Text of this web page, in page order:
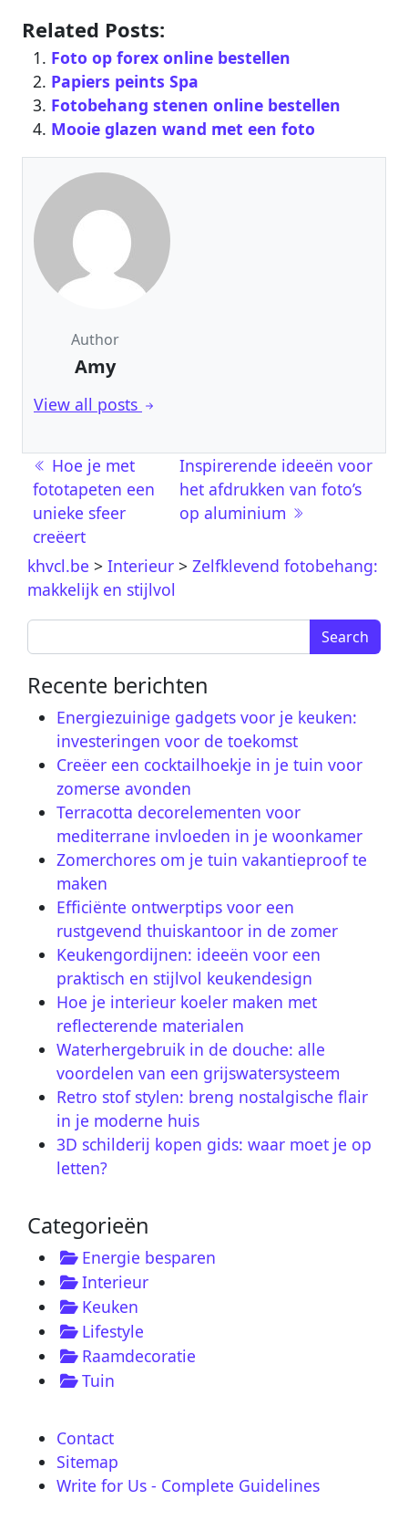
Related Posts:
Foto op forex online bestellen
Papiers peints Spa
Fotobehang stenen online bestellen
Mooie glazen wand met een foto
Author
Amy
View all posts
Post navigation
Hoe je met
fototapeten een
unieke sfeer
creëert
Inspirerende ideeën voor
het afdrukken van foto’s
op aluminium
khvcl.be > Interieur > Zelfklevend fotobehang:
makkelijk en stijlvol
Search for:
Recente berichten
Energiezuinige gadgets voor je keuken:
investeringen voor de toekomst
Creëer een cocktailhoekje in je tuin voor
zomerse avonden
Terracotta decorelementen voor
mediterrane invloeden in je woonkamer
Zomerchores om je tuin vakantieproof te
maken
Efficiënte ontwerptips voor een
rustgevend thuiskantoor in de zomer
Keukengordijnen: ideeën voor een
praktisch en stijlvol keukendesign
Hoe je interieur koeler maken met
reflecterende materialen
Waterhergebruik in de douche: alle
voordelen van een grijswatersysteem
Retro stof stylen: breng nostalgische flair
in je moderne huis
3D schilderij kopen gids: waar moet je op
letten?
Categorieën
Energie besparen
Interieur
Keuken
Lifestyle
Raamdecoratie
Tuin
Contact
Sitemap
Write for Us - Complete Guidelines